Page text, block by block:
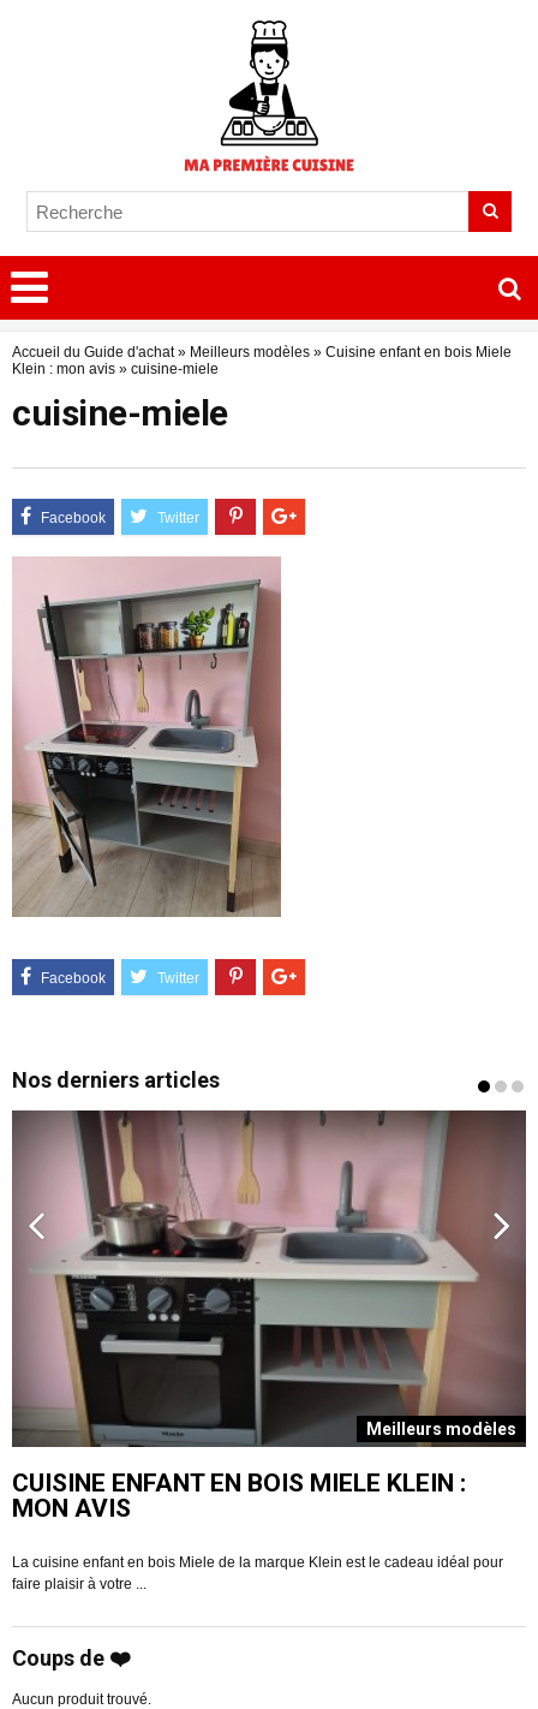
Accueil du Guide d'achat» Meilleurs modèles » Cuisine enfant en bois Miele
Klein : mon avis » cuisine-miele
cuisine-miele
Nos derniers articles
Meilleurs modèles
CUISINE ENFANT EN BOIS MIELE KLEIN :
MON AVIS
La cuisine enfant en bois Miele de la marque Klein est le cadeau idéal pour
faire plaisir à votre ...
Coups de ❤️
Aucun produit trouvé.